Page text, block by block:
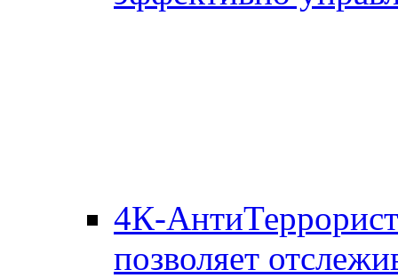
4К-АнтиТеррорист
позволяет